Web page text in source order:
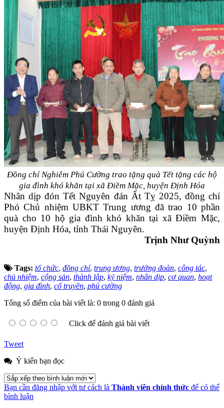
Đồng chí Nghiêm Phú Cường trao tặng quà Tết tặng các hộ
gia đình khó khăn tại xã Điềm Mặc, huyện Định Hóa
Nhân dịp đón Tết Nguyên đán Ất Tỵ 2025, đồng chí
Phó Chủ nhiệm UBKT Trung ương đã trao 10 phần
quà cho 10 hộ gia đình khó khăn tại xã Điềm Mặc,
huyện Định Hóa, tỉnh Thái Nguyên.
Trịnh Như Quỳnh
Tags: tổ chức, đồng chí, trung ương, trưởng đoàn, công tác,
chủ nhiệm, cộng sản, thành lập, kỷ niệm, nhân dịp, cơ quan, hoạt
động, gia đình, cổ truyền, phú cường
Tổng số điểm của bài viết là: 0 trong 0 đánh giá
Click để đánh giá bài viết
Tweet
Ý kiến bạn đọc
Bạn cần đăng nhập với tư cách là Thành viên chính thức để có thể
bình luận